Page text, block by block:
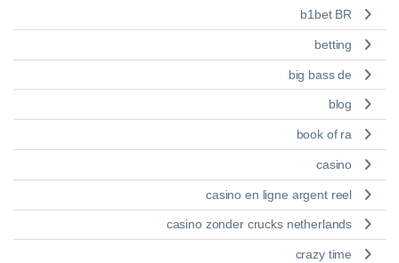
b1bet BR
betting
big bass de
blog
book of ra
casino
casino en ligne argent reel
casino zonder crucks netherlands
crazy time